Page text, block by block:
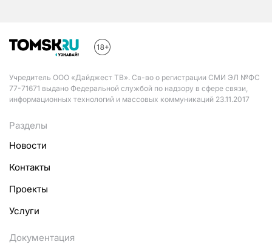
Учредитель ООО «Дайджест ТВ». Св-во о регистрации СМИ ЭЛ №ФС
77-71671 выдано Федеральной службой по надзору в сфере связи,
информационных технологий и массовых коммуникаций 23.11.2017
Разделы
Новости
Контакты
Проекты
Услуги
Документация